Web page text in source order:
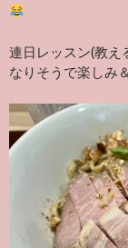
連日レッスン(教え
なりそうで楽しみ